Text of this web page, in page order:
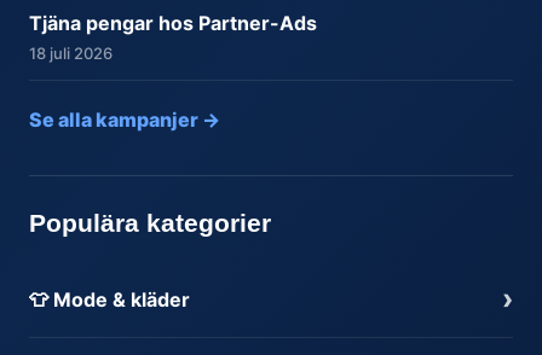
Tjäna pengar hos Partner-Ads
18 juli 2026
Se alla kampanjer →
Populära kategorier
👕 Mode & kläder ›